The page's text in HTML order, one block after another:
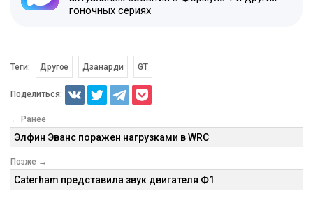
гоночных сериях
Теги: Другое Дзанарди GT
Поделиться:
← Ранее
Элфин Эванс поражен нагрузками в WRC
Позже →
Caterham представила звук двигателя Ф1